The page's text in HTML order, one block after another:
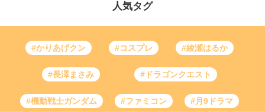
人気タグ
#かりあげクン #コスプレ #綾瀬はるか
#長澤まさみ #ドラゴンクエスト
#機動戦士ガンダム #ファミコン #月9ドラマ